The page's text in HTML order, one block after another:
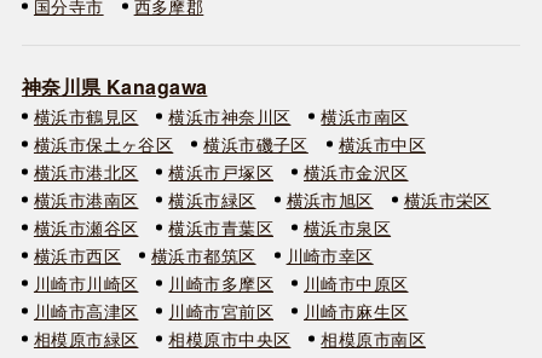
国分寺市
西多摩郡
神奈川県 Kanagawa
横浜市鶴見区 横浜市神奈川区
横浜市南区
横浜市保土ヶ谷区
横浜市磯子区
横浜市中区
横浜市港北区
横浜市戸塚区
横浜市金沢区
横浜市港南区
横浜市緑区 横浜市旭区
横浜市栄区
横浜市瀬谷区
横浜市青葉区
横浜市泉区
横浜市西区
横浜市都筑区
川崎市幸区
川崎市川崎区
川崎市多摩区
川崎市中原区
川崎市高津区
川崎市宮前区
川崎市麻生区
相模原市緑区
相模原市中央区
相模原市南区